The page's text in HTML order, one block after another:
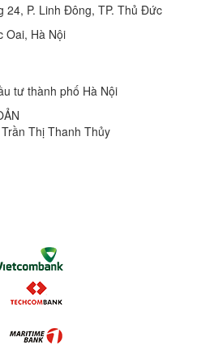
24, P. Linh Đông, TP. Thủ Đức
Oai, Hà Nội
tư thành phố Hà Nội
Thị Thanh Thủy